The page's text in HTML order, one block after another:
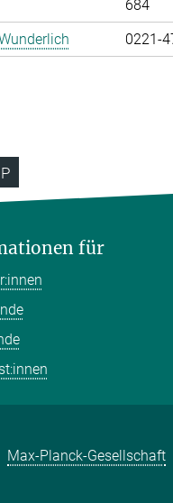
684
0221-
für
Max-Planck-Gesellschaft